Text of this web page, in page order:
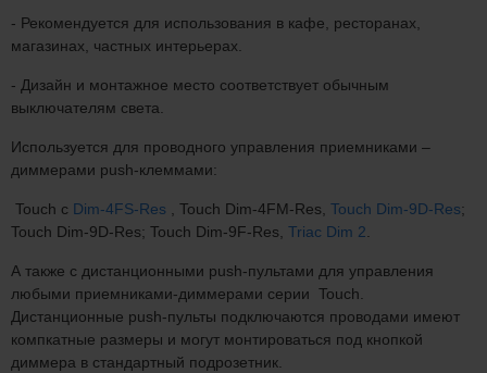
- Рекомендуется для использования в кафе, ресторанах,
магазинах, частных интерьерах.
- Дизайн и монтажное место соответствует обычным
выключателям света.
Используется для проводного управления приемниками –
диммерами push-клеммами:
Touch с Dim-4FS-Res , Touch Dim-4FM-Res, Touch Dim-9D-Res;
Touch Dim-9D-Res; Touch Dim-9F-Res, Triac Dim 2.
А также с дистанционными push-пультами для управления
любыми приемниками-диммерами серии Touch.
Дистанционные push-пульты подключаются проводами имеют
компкатные размеры и могут монтироваться под кнопкой
диммера в стандартный подрозетник.